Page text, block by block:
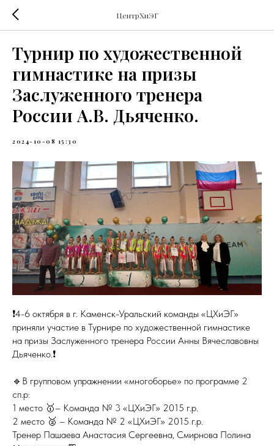
ЦентрХиЭГ
Турнир по художественной
гимнастике на призы
Заслуженного тренера
России А.В. Дьяченко.
2024-10-08 15:30
❗️4-6 октября в г. Каменск-Уральский команды «ЦХиЭГ»
приняли участие в Турнире по художественной гимнастике
на призы Заслуженного тренера России Анны Вячеславовны
Дьяченко.❗️
🔹В групповом упражнении «многоборье» по программе 2
сп.р:
1 место 🥇– Команда № 3 «ЦХиЭГ» 2015 г.р.
2 место 🥈 – Команда № 2 «ЦХиЭГ» 2015 г.р.
Тренер Пашаева Анастасия Сергеевна, Смирнова Полина